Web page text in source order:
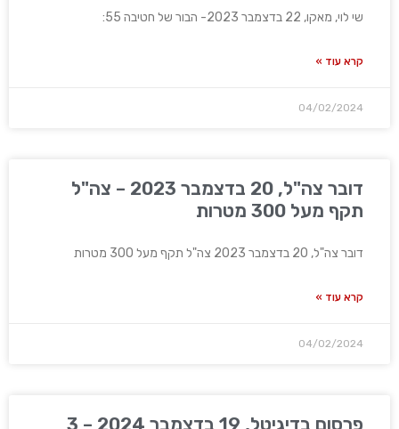
שי לוי, מאקו, 22 בדצמבר 2023- הבור של חטיבה 55:
קרא עוד »
04/02/2024
דובר צה"ל, 20 בדצמבר 2023 – צה"ל
תקף מעל 300 מטרות
דובר צה"ל, 20 בדצמבר 2023 צה"ל תקף מעל 300 מטרות
קרא עוד »
04/02/2024
פרסום בדיגיטל, 19 בדצמבר 2024 – 3